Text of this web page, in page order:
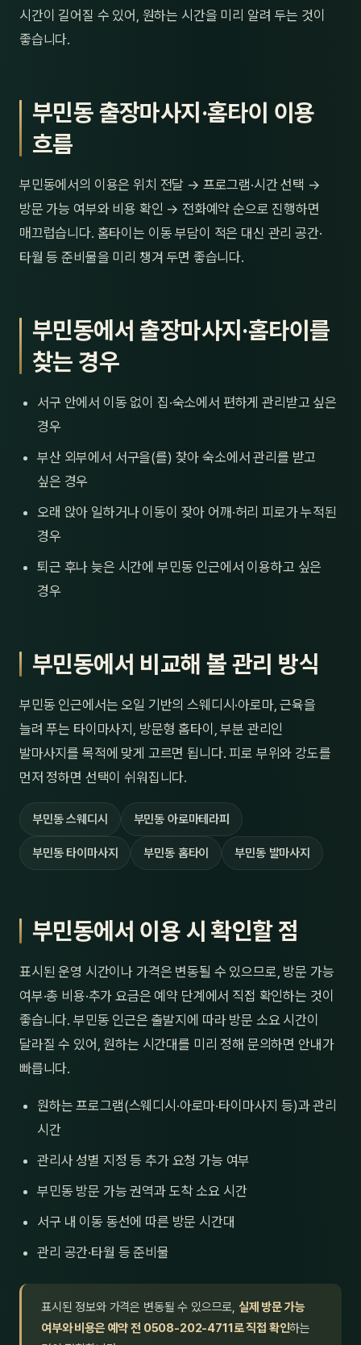
시간이 길어질 수 있어, 원하는 시간을 미리 알려 두는 것이
좋습니다.
부민동 출장마사지·홈타이 이용
흐름
부민동에서의 이용은 위치 전달 → 프로그램·시간 선택 →
방문 가능 여부와 비용 확인 → 전화예약 순으로 진행하면
매끄럽습니다. 홈타이는 이동 부담이 적은 대신 관리 공간·
타월 등 준비물을 미리 챙겨 두면 좋습니다.
부민동에서 출장마사지·홈타이를
찾는 경우
서구 안에서 이동 없이 집·숙소에서 편하게 관리받고 싶은
경우
부산 외부에서 서구을(를) 찾아 숙소에서 관리를 받고
싶은 경우
오래 앉아 일하거나 이동이 잦아 어깨·허리 피로가 누적된
경우
퇴근 후나 늦은 시간에 부민동 인근에서 이용하고 싶은
경우
부민동에서 비교해 볼 관리 방식
부민동 인근에서는 오일 기반의 스웨디시·아로마, 근육을
늘려 푸는 타이마사지, 방문형 홈타이, 부분 관리인
발마사지를 목적에 맞게 고르면 됩니다. 피로 부위와 강도를
먼저 정하면 선택이 쉬워집니다.
부민동 스웨디시 부민동 아로마테라피
부민동 타이마사지 부민동 홈타이 부민동 발마사지
부민동에서 이용 시 확인할 점
표시된 운영 시간이나 가격은 변동될 수 있으므로, 방문 가능
여부·총 비용·추가 요금은 예약 단계에서 직접 확인하는 것이
좋습니다. 부민동 인근은 출발지에 따라 방문 소요 시간이
달라질 수 있어, 원하는 시간대를 미리 정해 문의하면 안내가
빠릅니다.
원하는 프로그램(스웨디시·아로마·타이마사지 등)과 관리
시간
관리사 성별 지정 등 추가 요청 가능 여부
부민동 방문 가능 권역과 도착 소요 시간
서구 내 이동 동선에 따른 방문 시간대
관리 공간·타월 등 준비물
표시된 정보와 가격은 변동될 수 있으므로, 실제 방문 가능
여부와 비용은 예약 전 0508-202-4711로 직접 확인하는